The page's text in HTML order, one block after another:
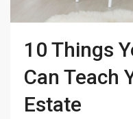
10 Things
Can Teach
Estate